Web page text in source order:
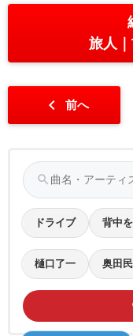
旅人
chevron_left 前へ
search
ドライブ 背中
樋口了一 奥田